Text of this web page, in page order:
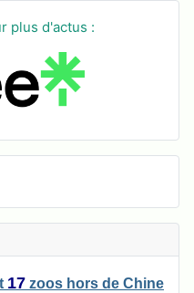
plus d'actus :
17 zoos hors de Chine